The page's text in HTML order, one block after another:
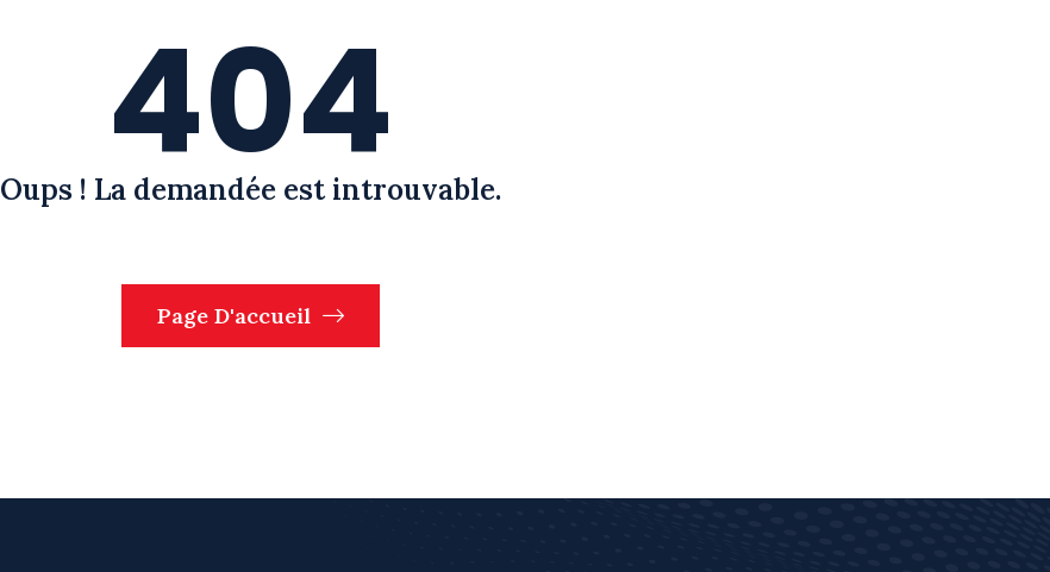
404
Oups ! La demandée est introuvable.
Page D'accueil